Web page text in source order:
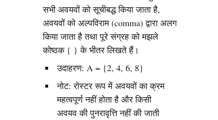
सभी अवयवों को सूचीबद्ध किया जाता है,
अवयवों को अल्पविराम (comma) द्वारा अलग
किया जाता है तथा पूरे संग्रह को मझले
कोष्ठक { } के भीतर लिखते हैं।
उदाहरण: A = {2, 4, 6, 8}
नोट: रोस्टर रूप में अवयवों का क्रम
महत्वपूर्ण नहीं होता है और किसी
अवयव की पुनरावृत्ति नहीं की जाती